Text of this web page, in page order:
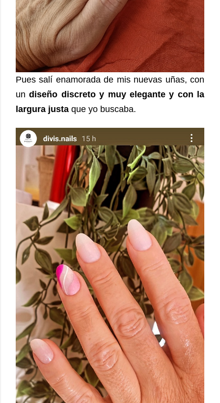
Pues salí enamorada de mis nuevas uñas, con
undiseño discreto y muy elegante y con la
largura justa que yo buscaba.